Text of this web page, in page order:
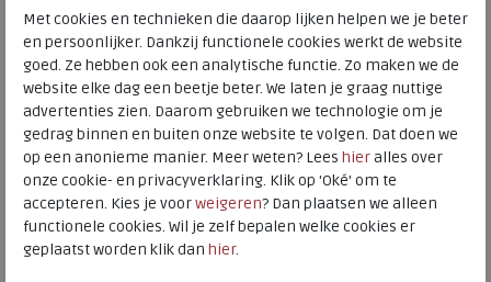
Meijerink Heemskerk
HEEMSKERK
Meijerink Hoorn
HOORN
Hulp nodig? bel:0229 760 760
Gratis verzending binnen Nederland*
Voor 14:00 uur besteld = dezelfde werkdag verzonden*
Met cookies en technieken die daarop lijken helpen we je beter
en persoonlijker. Dankzij functionele cookies werkt de website
goed. Ze hebben ook een analytische functie. Zo maken we de
website elke dag een beetje beter. We laten je graag nuttige
advertenties zien. Daarom gebruiken we technologie om je
gedrag binnen en buiten onze website te volgen. Dat doen we
op een anonieme manier. Meer weten? Lees hieralles over
onze cookie- en privacyverklaring. Klik op 'Oké' om te
accepteren. Kies je voorweigeren? Dan plaatsen we alleen
functionele cookies. Wil je zelf bepalen welke cookies er
geplaatst worden klik dan hier.